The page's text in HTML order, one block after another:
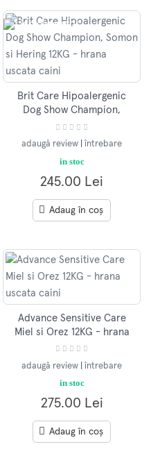
Brit Care Hipoalergenic
Dog Show Champion,
Somon si Hering 12KG -
hrana uscata caini
adaugă review întrebare
in stoc
245.00 Lei
Adaug în coș
Advance Sensitive Care
Miel si Orez 12KG - hrana
uscata caini
adaugă review întrebare
in stoc
275.00 Lei
Adaug în coș